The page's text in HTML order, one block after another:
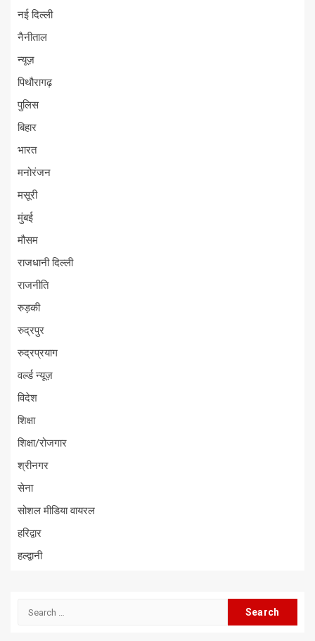
नई दिल्ली
नैनीताल
न्यूज़
पिथौरागढ़
पुलिस
बिहार
भारत
मनोरंजन
मसूरी
मुंबई
मौसम
राजधानी दिल्ली
राजनीति
रुड़की
रुद्रपुर
रुद्रप्रयाग
वर्ल्ड न्यूज़
विदेश
शिक्षा
शिक्षा/रोजगार
श्रीनगर
सेना
सोशल मीडिया वायरल
हरिद्वार
हल्द्वानी
Search